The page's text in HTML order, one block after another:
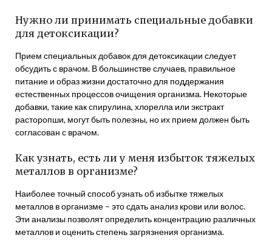
Нужно ли принимать специальные добавки
для детоксикации?
Прием специальных добавок для детоксикации следует
обсудить с врачом. В большинстве случаев, правильное
питание и образ жизни достаточно для поддержания
естественных процессов очищения организма. Некоторые
добавки, такие как спирулина, хлорелла или экстракт
расторопши, могут быть полезны, но их прием должен быть
согласован с врачом.
Как узнать, есть ли у меня избыток тяжелых
металлов в организме?
Наиболее точный способ узнать об избытке тяжелых
металлов в организме – это сдать анализ крови или волос.
Эти анализы позволят определить концентрацию различных
металлов и оценить степень загрязнения организма.